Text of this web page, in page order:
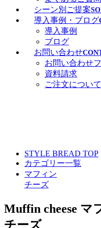
シーン別ご提案
導入事例・ブログ
導入事例
ブログ
お問い合わせ
お問い合わせ
資料請求
ご注文について
STYLE BREAD TOP
カテゴリー一覧
マフィン
チーズ
Muffin cheese マ
チーズ